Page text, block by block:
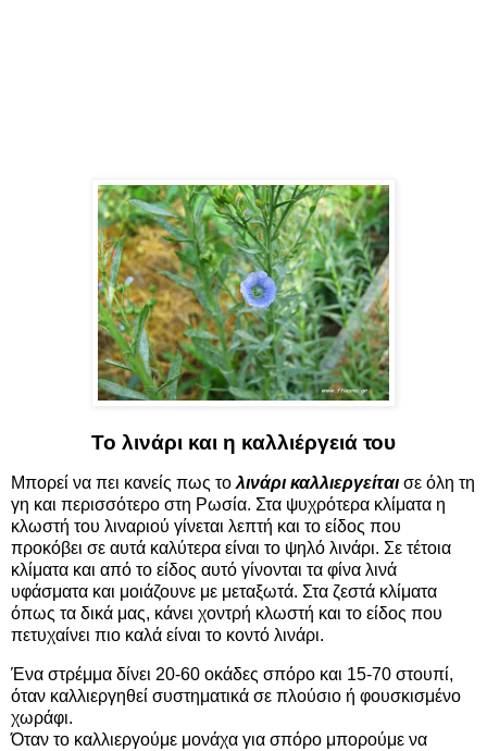
Το λινάρι και η καλλιέργειά του
Μπορεί να πει κανείς πως τολινάρι καλλιεργείται σε όλη τη
γη και περισσότερο στη Ρωσία. Στα ψυχρότερα κλίματα η
κλωστή του λιναριού γίνεται λεπτή και το είδος που
προκόβει σε αυτά καλύτερα είναι το ψηλό λινάρι. Σε τέτοια
κλίματα και από το είδος αυτό γίνονται τα φίνα λινά
υφάσματα και μοιάζουνε με μεταξωτά. Στα ζεστά κλίματα
όπως τα δικά μας, κάνει χοντρή κλωστή και το είδος που
πετυχαίνει πιο καλά είναι το κοντό λινάρι.
Ένα στρέμμα δίνει 20-60 οκάδες σπόρο και 15-70 στουπί,
όταν καλλιεργηθεί συστηματικά σε πλούσιο ή φουσκισμένο
χωράφι.
Όταν το καλλιεργούμε μονάχα για σπόρο μπορούμε να